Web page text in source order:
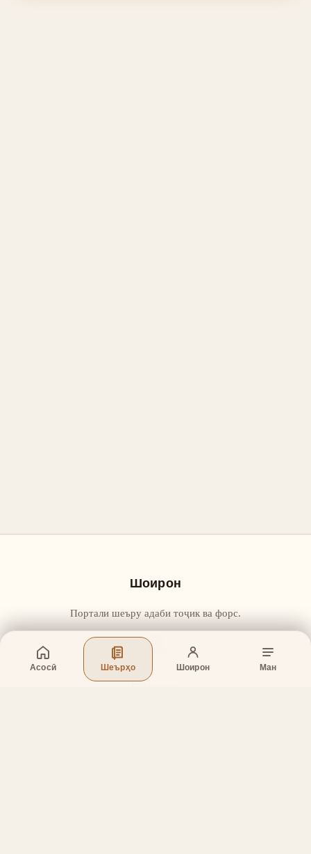
Асосӣ Шеърҳо Шоирон Ман
Шоирон
Портали шеъру адаби тоҷик ва форс.